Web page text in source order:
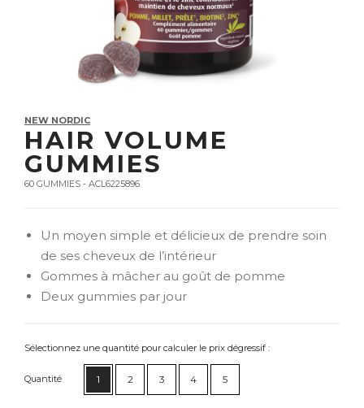
NEW NORDIC
HAIR VOLUME
GUMMIES
60 GUMMIES - ACL6225896
Un moyen simple et délicieux de prendre soin
de ses cheveux de l’intérieur
Gommes à mâcher au goût de pomme
Deux gummies par jour
Sélectionnez une quantité pour calculer le prix dégressif :
Quantité 1 2 3 4 5